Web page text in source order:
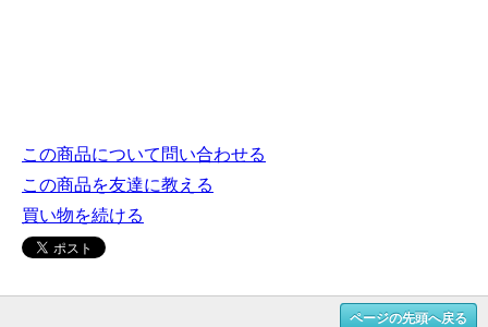
この商品について問い合わせる
この商品を友達に教える
買い物を続ける
ページの先頭へ戻る